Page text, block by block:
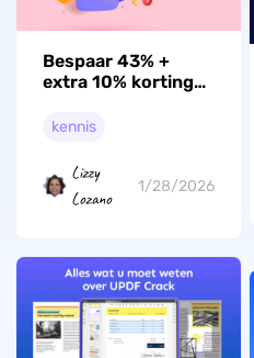
Bespaar 43% +
extra 10% korting
Ontgrendel alle
kennis
Lizzy
Lozano
1/28/2026